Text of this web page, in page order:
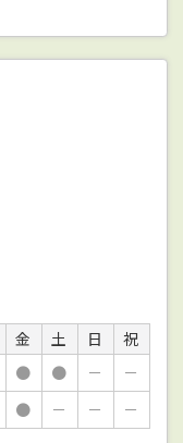
金 土 日
祝
● ● －
－
● － － －